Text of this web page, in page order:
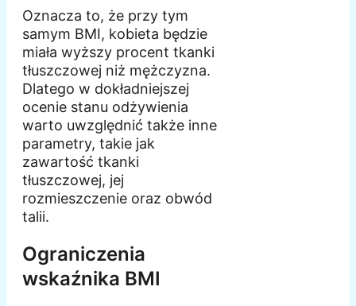
Oznacza to, że przy tym
samym BMI, kobieta będzie
miała wyższy procent tkanki
tłuszczowej niż mężczyzna.
Dlatego w dokładniejszej
ocenie stanu odżywienia
warto uwzględnić także inne
parametry, takie jak
zawartość tkanki
tłuszczowej, jej
rozmieszczenie oraz obwód
talii.
Ograniczenia
wskaźnika BMI